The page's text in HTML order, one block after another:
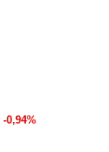
-0,94%